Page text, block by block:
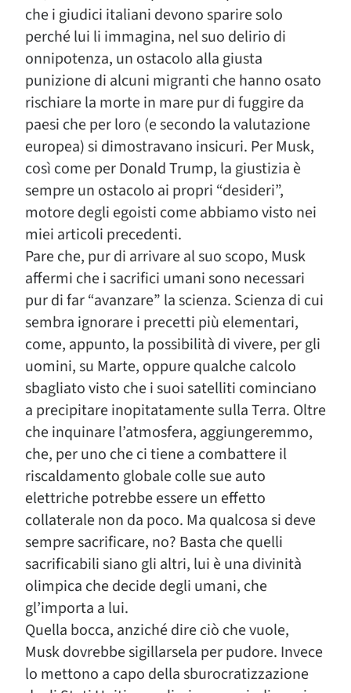
che i giudici italiani devono sparire solo
perché lui li immagina, nel suo delirio di
onnipotenza, un ostacolo alla giusta
punizione di alcuni migranti che hanno osato
rischiare la morte in mare pur di fuggire da
paesi che per loro (e secondo la valutazione
europea) si dimostravano insicuri. Per Musk,
così come per Donald Trump, la giustizia è
sempre un ostacolo ai propri “desideri”,
motore degli egoisti come abbiamo visto nei
miei articoli precedenti.
Pare che, pur di arrivare al suo scopo, Musk
affermi che i sacrifici umani sono necessari
pur di far “avanzare” la scienza. Scienza di cui
sembra ignorare i precetti più elementari,
come, appunto, la possibilità di vivere, per gli
uomini, su Marte, oppure qualche calcolo
sbagliato visto che i suoi satelliti cominciano
a precipitare inopitatamente sulla Terra. Oltre
che inquinare l’atmosfera, aggiungeremmo,
che, per uno che ci tiene a combattere il
riscaldamento globale colle sue auto
elettriche potrebbe essere un effetto
collaterale non da poco. Ma qualcosa si deve
sempre sacrificare, no? Basta che quelli
sacrificabili siano gli altri, lui è una divinità
olimpica che decide degli umani, che
gl’importa a lui.
Quella bocca, anziché dire ciò che vuole,
Musk dovrebbe sigillarsela per pudore. Invece
lo mettono a capo della sburocratizzazione